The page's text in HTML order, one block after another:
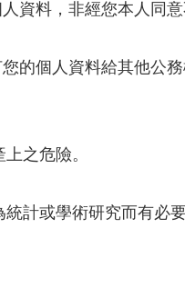
資料，非經您本人同
的個人資料給其他公
之危險。
計或學術研究而有必